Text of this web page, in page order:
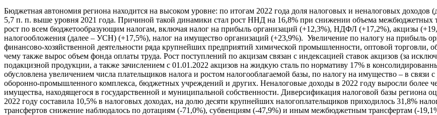
Бюджетная автономия региона находится на высоком уровне: по итогам 2022 года доля налоговых и неналоговых доходов
5,7 п. п. выше уровня 2021 года. Причиной такой динамики стал рост ННД на 16,8% при снижении объема межбюджетных
рост по всем бюджетообразующим налогам, включая налог на прибыль организаций (+12,3%), НДФЛ (+17,2%), акцизы
налогообложения (далее – УСН) (+17,5%), налог на имущество организаций (+23,9%). Увеличение по налогу на прибыль
финансово-хозяйственной деятельности ряда крупнейших предприятий химической промышленности, оптовой торговли,
чему также вырос объем фонда оплаты труда. Рост поступлений по акцизам связан с индексацией ставок акцизов (за
подакцизной продукции, а также зачислением с 01.01.2022 акцизов на жидкую сталь по нормативу 17% в
обусловлена увеличением числа плательщиков налога и ростом налогооблагаемой базы, по налогу на имущество – в
оборонно-промышленного комплекса, бюджетных учреждений и других. Неналоговые доходы в 2022 году выросли более
имущества, находящегося в государственной и муниципальной собственности. Диверсификация налоговой базы региона
2022 году составила 10,5% в налоговых доходах, на долю десяти крупнейших налогоплательщиков приходилось 31,8%
трансфертов снижение наблюдалось по дотациям (-71,0%), субвенциям (-47,9%) и иным межбюджетным трансфертам (-